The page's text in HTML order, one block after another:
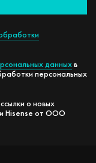
данныхв
персональных
о новых
Hisense от ООО